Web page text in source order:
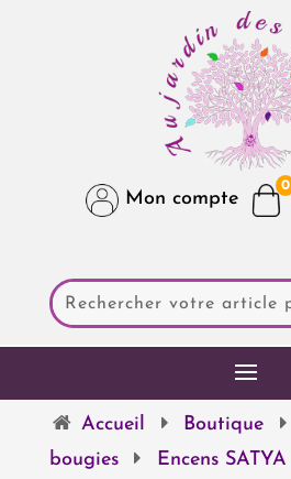
Mon compte
0
Accueil Boutique
bougies
Encens SATYA